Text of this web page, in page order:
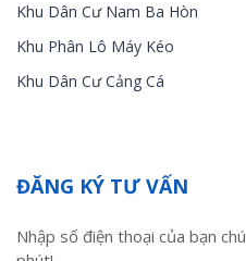
Khu Dân Cư Nam Ba Hòn
Khu Phân Lô Máy Kéo
Khu Dân Cư Cảng Cá
ĐĂNG KÝ TƯ VẤN
Nhập số điện thoại của bạn